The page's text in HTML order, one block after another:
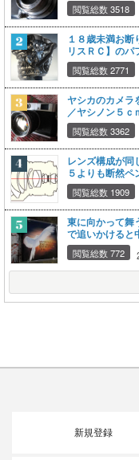
閲覧総数 3518
１８歳未満お
リスＲＣ】のパ
閲覧総数 2771
ヤシカのカメラ
／ヤシノン５ｃ
閲覧総数 3362
レンズ構成が同
５よりも断然
閲覧総数 1909
東に向かって
で追いかけると
えた
閲覧総数 772
新規登録